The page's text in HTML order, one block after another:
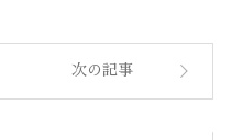
次の記事